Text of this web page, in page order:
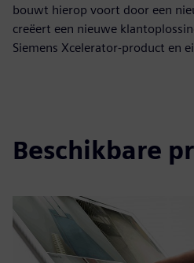
bouwt hierop voort door een
creëert een nieuwe
Siemens Xcelerator-product en
Beschikbare